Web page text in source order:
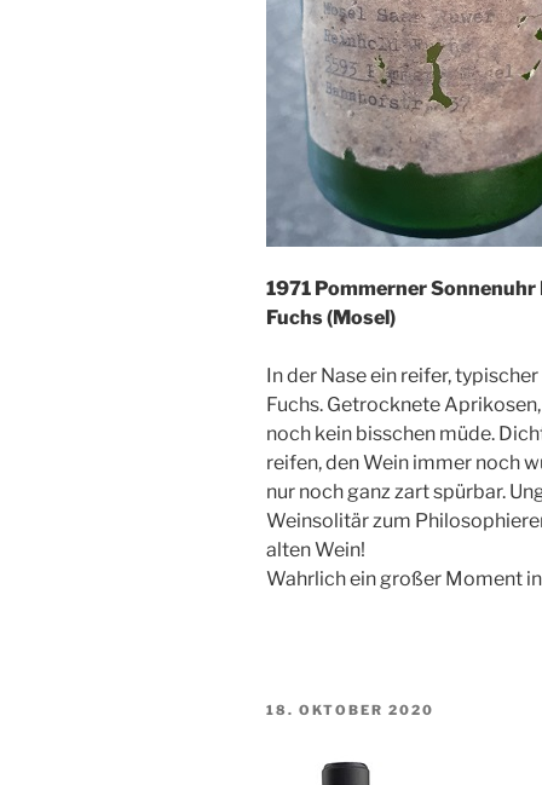
1971 Pommerner
Fuchs (Mosel)
In der Nase ein reifer,
Fuchs. Getrocknete
noch kein bisschen müde.
reifen, den Wein immer noch
nur noch ganz zart spürbar.
Weinsolitär zum
alten Wein!
Wahrlich ein großer Moment
VERÖFFENTLICHT
18. OKTOBER 2020